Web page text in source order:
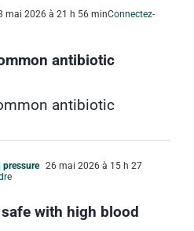
mai 2026 à 21 h 56 minConnectez-
antibiotic
antibiotic
26 mai 2026 à 15 h 27
with high blood